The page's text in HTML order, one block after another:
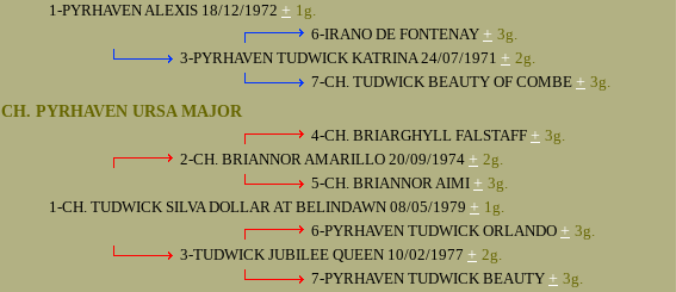
6-IRANO DE FONTENAY + 3g.
7-CH. TUDWICK BEAUTY OF COMBE + 3g.
3-PYRHAVEN TUDWICK KATRINA 24/07/1971 + 2g.
1-PYRHAVEN ALEXIS 18/12/1972 + 1g.
CH. PYRHAVEN URSA MAJOR
4-CH. BRIARGHYLL FALSTAFF + 3g.
5-CH. BRIANNOR AIMI + 3g.
6-PYRHAVEN TUDWICK ORLANDO + 3g.
7-PYRHAVEN TUDWICK BEAUTY + 3g.
2-CH. BRIANNOR AMARILLO 20/09/1974 + 2g.
3-TUDWICK JUBILEE QUEEN 10/02/1977 + 2g.
1-CH. TUDWICK SILVA DOLLAR AT BELINDAWN 08/05/1979 + 1g.